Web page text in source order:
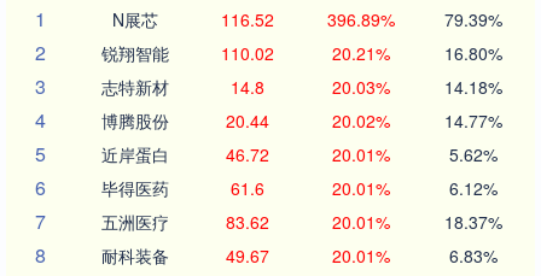
1
N展芯 116.52 396.89% 79.39%
2 锐翔智能 110.02 20.21% 16.80%
3 志特新材 14.8 20.03% 14.18%
4 博腾股份 20.44 20.02% 14.77%
5 近岸蛋白 46.72 20.01% 5.62%
6 毕得医药 61.6 20.01% 6.12%
7 五洲医疗 83.62 20.01% 18.37%
8 耐科装备 49.67 20.01% 6.83%